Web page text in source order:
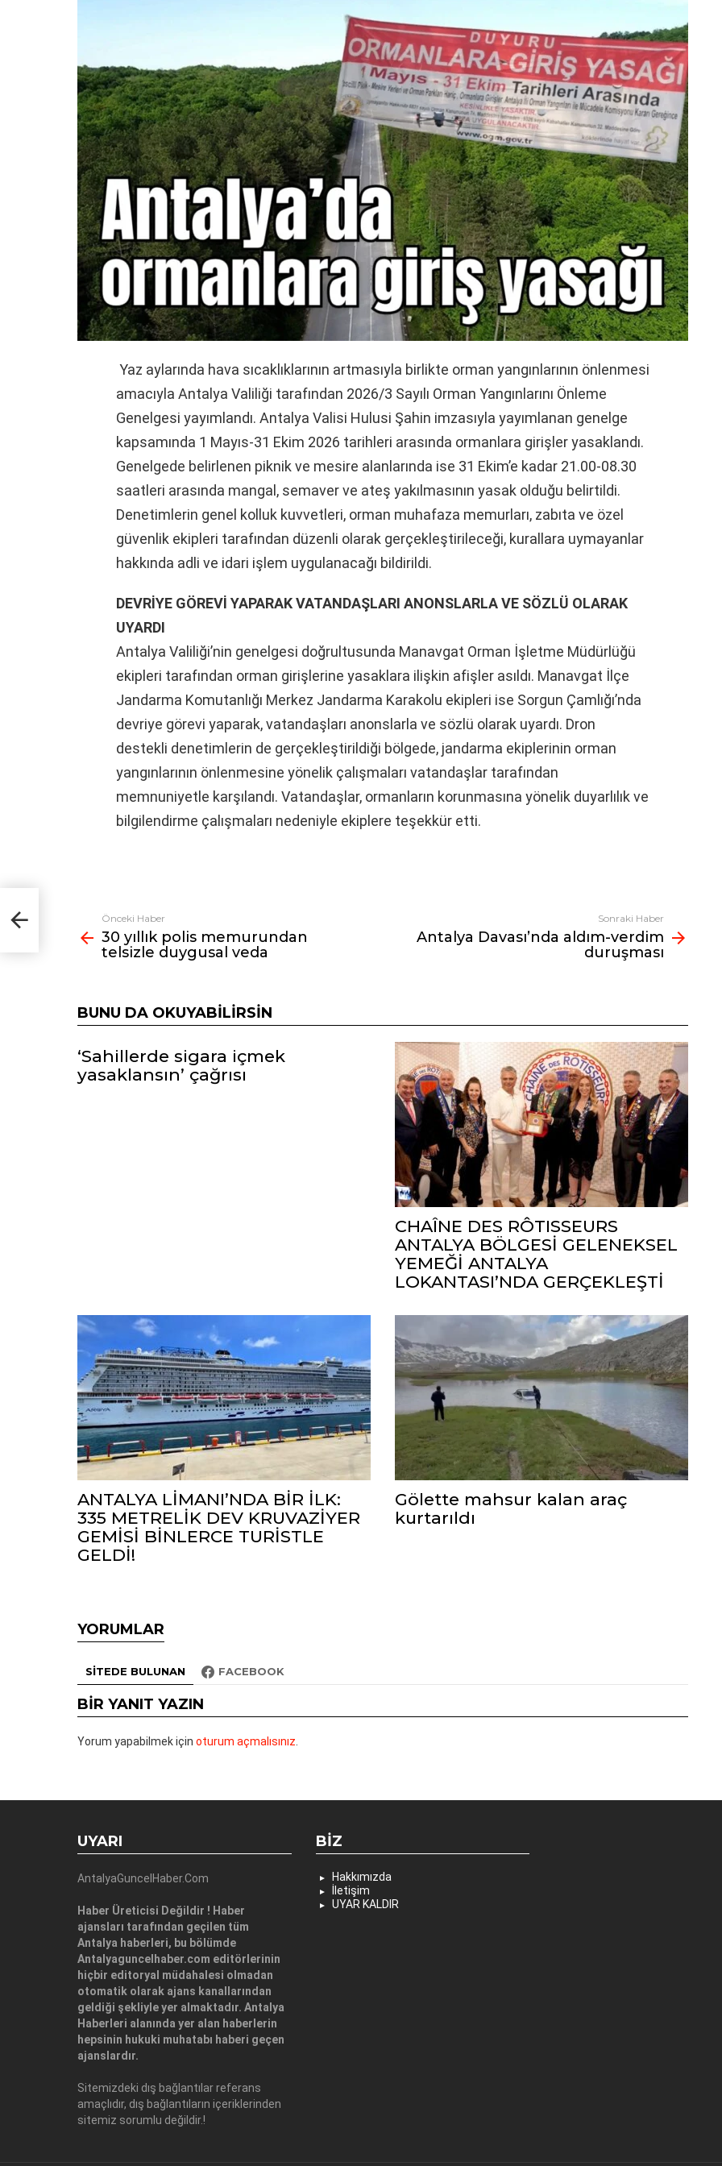
Yaz aylarında hava sıcaklıklarının artmasıyla birlikte orman yangınlarının önlenmesi
amacıyla Antalya Valiliği tarafından 2026/3 Sayılı Orman Yangınlarını Önleme
Genelgesi yayımlandı. Antalya Valisi Hulusi Şahin imzasıyla yayımlanan genelge
kapsamında 1 Mayıs-31 Ekim 2026 tarihleri arasında ormanlara girişler yasaklandı.
Genelgede belirlenen piknik ve mesire alanlarında ise 31 Ekim’e kadar 21.00-08.30
saatleri arasında mangal, semaver ve ateş yakılmasının yasak olduğu belirtildi.
Denetimlerin genel kolluk kuvvetleri, orman muhafaza memurları, zabıta ve özel
güvenlik ekipleri tarafından düzenli olarak gerçekleştirileceği, kurallara uymayanlar
hakkında adli ve idari işlem uygulanacağı bildirildi.
DEVRİYE GÖREVİ YAPARAK VATANDAŞLARI ANONSLARLA VE SÖZLÜ OLARAK
UYARDI
Antalya Valiliği’nin genelgesi doğrultusunda Manavgat Orman İşletme Müdürlüğü
ekipleri tarafından orman girişlerine yasaklara ilişkin afişler asıldı. Manavgat İlçe
Jandarma Komutanlığı Merkez Jandarma Karakolu ekipleri ise Sorgun Çamlığı’nda
devriye görevi yaparak, vatandaşları anonslarla ve sözlü olarak uyardı. Dron
destekli denetimlerin de gerçekleştirildiği bölgede, jandarma ekiplerinin orman
yangınlarının önlenmesine yönelik çalışmaları vatandaşlar tarafından
memnuniyetle karşılandı. Vatandaşlar, ormanların korunmasına yönelik duyarlılık ve
bilgilendirme çalışmaları nedeniyle ekiplere teşekkür etti.
Fazlasına
bak
Önceki Haber
30 yıllık polis memurundan
telsizle duygusal veda
Sonraki Haber
Antalya Davası’nda aldım-verdim
duruşması
BUNU DA OKUYABILIRSIN
‘Sahillerde sigara içmek
yasaklansın’ çağrısı
CHAÎNE DES RÔTISSEURS
ANTALYA BÖLGESİ GELENEKSEL
YEMEĞİ ANTALYA
LOKANTASI’NDA GERÇEKLEŞTİ
ANTALYA LİMANI’NDA BİR İLK:
335 METRELİK DEV KRUVAZİYER
GEMİSİ BİNLERCE TURİSTLE
GELDİ!
Gölette mahsur kalan araç
kurtarıldı
YORUMLAR
SITEDE BULUNAN FACEBOOK
BIR YANIT YAZIN
Yorum yapabilmek için oturum açmalısınız
UYARI
AntalyaGuncelHaber.Com
Haber Üreticisi Değildir ! Haber
ajansları tarafından geçilen tüm
Antalya haberleri, bu bölümde
Antalyaguncelhaber.com editörlerinin
hiçbir editoryal müdahalesi olmadan
otomatik olarak ajans kanallarından
geldiği şekliyle yer almaktadır. Antalya
Haberleri alanında yer alan haberlerin
hepsinin hukuki muhatabı haberi geçen
ajanslardır.
Sitemizdeki dış bağlantılar referans
amaçlıdır, dış bağlantıların içeriklerinden
sitemiz sorumlu değildir.!
BIZ
Hakkımızda
İletişim
UYAR KALDIR